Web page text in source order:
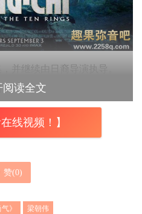
，并继续由日裔导演执导。
阅读全文
线视频！】
赞(0)
气》 梁朝伟